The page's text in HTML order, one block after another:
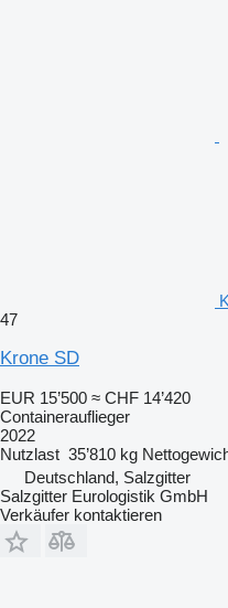
47
Krone SD
EUR 15’500 ≈ CHF 14’420
Containerauflieger
2022
Nutzlast 35’810 kg
Deutschland, Salzgitter
Salzgitter Eurologistik GmbH
Verkäufer kontaktieren